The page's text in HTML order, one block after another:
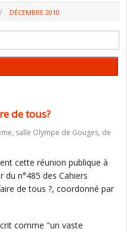
DÉCEMBRE 2010
de tous?
salle Olympe de Gouges, de
cette réunion publique à
n°485 des Cahiers
de tous ?, coordonné par
comme "un vaste